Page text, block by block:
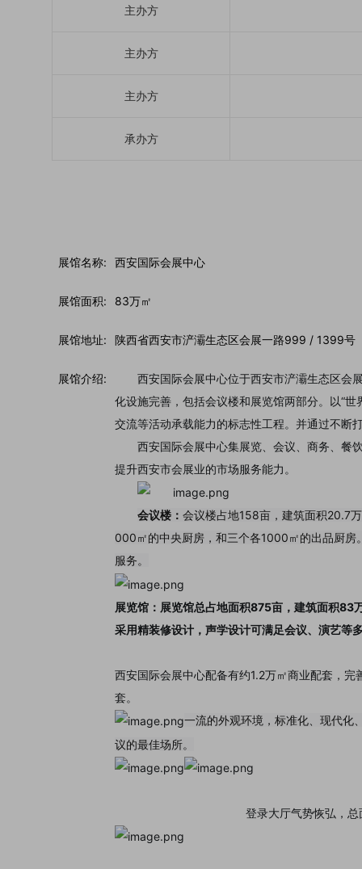
主办方
主办方
主办方
承办方
展馆名称: 西安国际会展中心
展馆面积: 83万㎡
展馆地址: 陕西省西安市浐灞生态区会展一路999 / 1399号
展馆介绍:
西安国际会展中心位于西安市浐灞生态区会
化设施完善，包括会议楼和展览馆两部分。以“
交流等活动承载能力的标志性工程。并通过不断
西安国际会展中心集展览、会议、商务、餐
提升西安市会展业的市场服务能力。
会议楼： 会议楼占地158亩，建筑面积20.7
000㎡的中央厨房，和三个各1000㎡的出品厨房
服务。
展览馆：展览馆总占地面积875亩，建筑面积
采用精装修设计，声学设计可满足会议、演艺等
西安国际会展中心配备有约1.2万㎡商业配套，
套。
一流的外观环境，标准化、现代化
议的最佳场所。
登录大厅气势恢弘，